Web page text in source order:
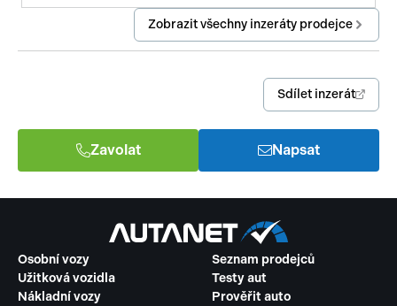
Zobrazit všechny inzeráty prodejce
Sdílet inzerát
Zavolat Napsat
Osobní vozy
Užitková vozidla
Nákladní vozy
Seznam prodejců
Testy aut
Prověřit auto